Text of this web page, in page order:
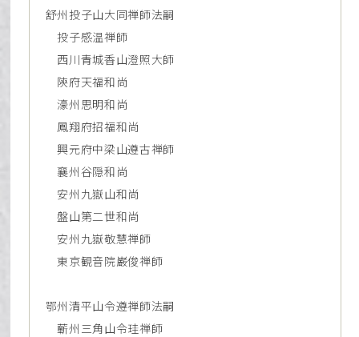
舒州投子山大同禅師法嗣
投子感温禅師
西川青城香山澄照大師
陝府天福和尚
濠州思明和尚
鳳翔府招福和尚
興元府中梁山遵古禅師
襄州谷隠和尚
安州九嶽山和尚
盤山第二世和尚
安州九嶽敬慧禅師
東京観音院巌俊禅師
鄂州清平山令遵禅師法嗣
蘄州三角山令珪禅師